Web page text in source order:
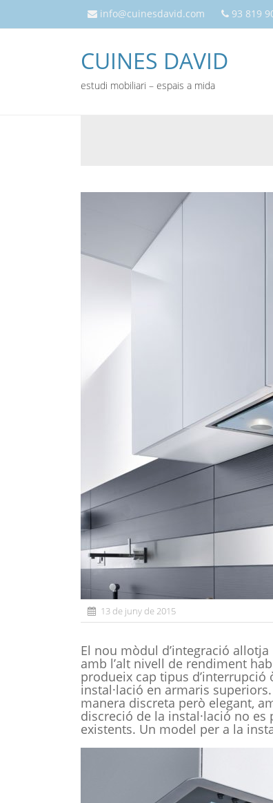
info@cuinesdavid.com 93 819
CUINES DAVID
estudi mobiliari – espais a mida
13 de juny de 2015
El nou mòdul d’integració
amb l’alt nivell de rendiment
produeix cap tipus
instal·lació en armaris
manera discreta però elegant,
discreció de la instal·lació no
existents. Un model per a la